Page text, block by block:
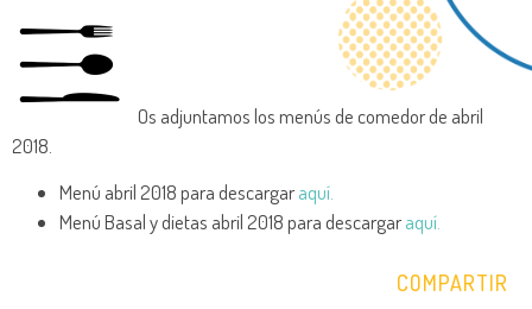
Os adjuntamos los menús de comedor de abril
2018.
Menú abril 2018 para descargaraquí.
Menú Basal y dietas abril 2018 para descargaraquí.
COMPARTIR